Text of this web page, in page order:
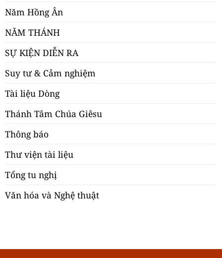
Năm Hồng Ân
NĂM THÁNH
SỰ KIỆN DIỄN RA
Suy tư & Cảm nghiệm
Tài liệu Dòng
Thánh Tâm Chúa Giêsu
Thông báo
Thư viện tài liệu
Tổng tu nghị
Văn hóa và Nghệ thuật